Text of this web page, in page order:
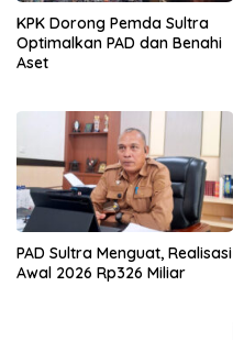
KPK Dorong Pemda Sultra
Optimalkan PAD dan Benahi
Aset
PAD Sultra Menguat, Realisasi
Awal 2026 Rp326 Miliar